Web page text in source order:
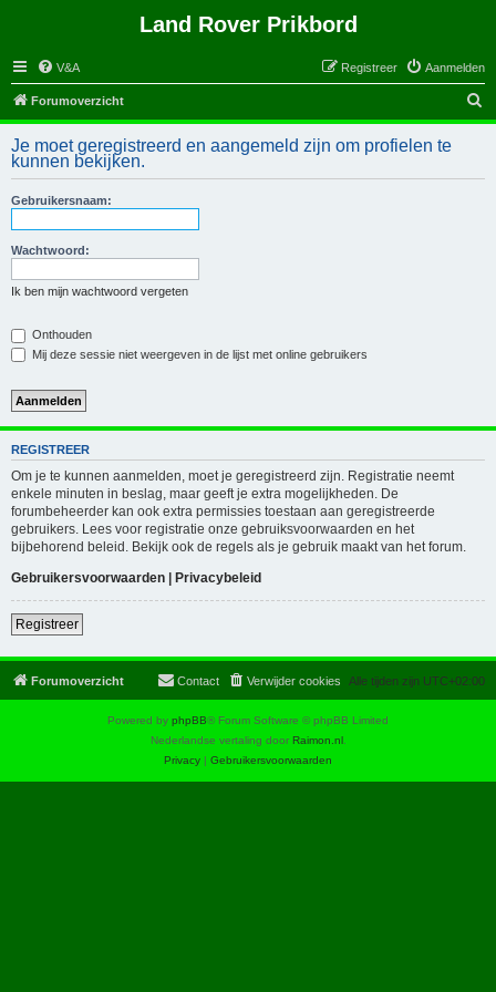
Land Rover Prikbord
V&A Aanmelden
Registreer
Forumoverzicht
o
k
Je moet geregistreerd en aangemeld zijn om profielen te
kunnen bekijken.
Gebruikersnaam:
Wachtwoord:
Ik ben mijn wachtwoord vergeten
Onthouden
Mij deze sessie niet weergeven in de lijst met online gebruikers
REGISTREER
Om je te kunnen aanmelden, moet je geregistreerd zijn. Registratie neemt
enkele minuten in beslag, maar geeft je extra mogelijkheden. De
forumbeheerder kan ook extra permissies toestaan aan geregistreerde
gebruikers. Lees voor registratie onze gebruiksvoorwaarden en het
bijbehorend beleid. Bekijk ook de regels als je gebruik maakt van het forum.
Gebruikersvoorwaarden | Privacybeleid
Registreer
Forumoverzicht Alle tijden zijn UTC+02:00
Verwijder cookies
Contact
Powered by phpBB® Forum Software © phpBB Limited
Nederlandse vertaling door Raimon.nl.
Privacy | Gebruikersvoorwaarden